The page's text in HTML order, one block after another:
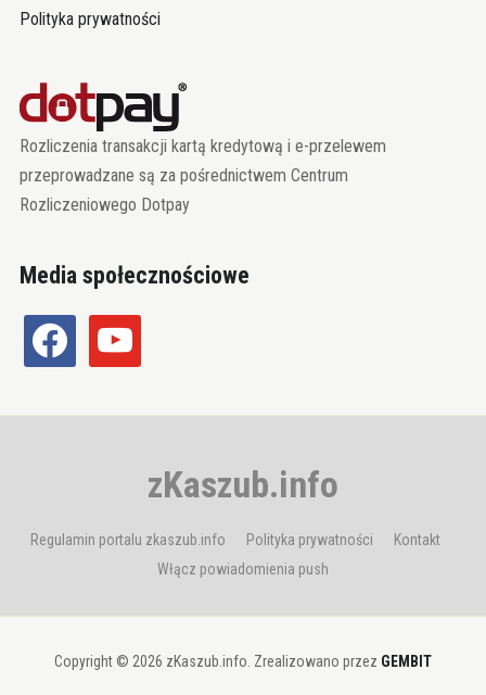
Polityka prywatności
Rozliczenia transakcji kartą kredytową i e-przelewem
przeprowadzane są za pośrednictwem Centrum
Rozliczeniowego Dotpay
Media społecznościowe
facebook youtube
zKaszub.info
Regulamin portalu zkaszub.info Polityka prywatności
Kontakt
Włącz powiadomienia push
Copyright © 2026 zKaszub.info. Zrealizowano przez GEMBIT